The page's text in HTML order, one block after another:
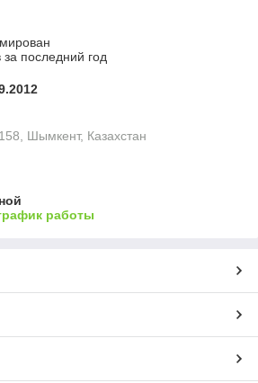
последний год
Шымкент, Казахстан
работы